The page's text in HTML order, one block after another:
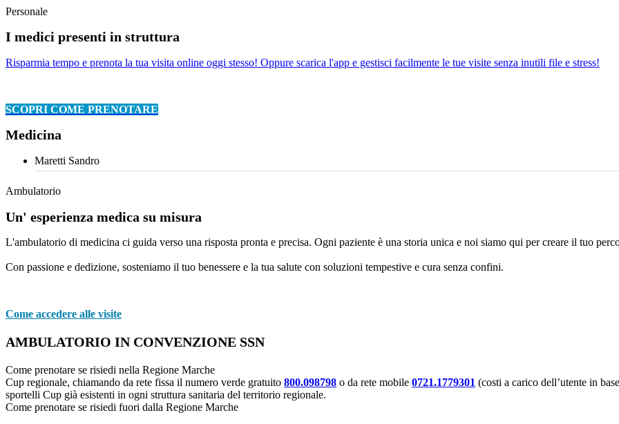
Personale
I medici presenti in struttura
Risparmia tempo e prenota la tua visita online oggi stesso! Oppure scarica l'app e gestisci facilmente le tue visite senza inutili file e stress!
SCOPRI COME PRENOTARE
Medicina
Maretti Sandro
Ambulatorio
Un' esperienza medica su misura
L'ambulatorio di medicina ci guida verso una risposta pronta e precisa. Ogni paziente è una storia unica e noi siamo qui per creare il tuo
Con passione e dedizione, sosteniamo il tuo benessere e la tua salute con soluzioni tempestive e cura senza confini.
Come accedere alle visite
AMBULATORIO IN CONVENZIONE SSN
Come prenotare se risiedi nella Regione Marche
Cup regionale, chiamando da rete fissa il numero verde gratuito 800.098798 o da rete mobile 0721.1779301 (costi a carico dell’utente in
sportelli Cup già esistenti in ogni struttura sanitaria del territorio regionale.
Come prenotare se risiedi fuori dalla Regione Marche